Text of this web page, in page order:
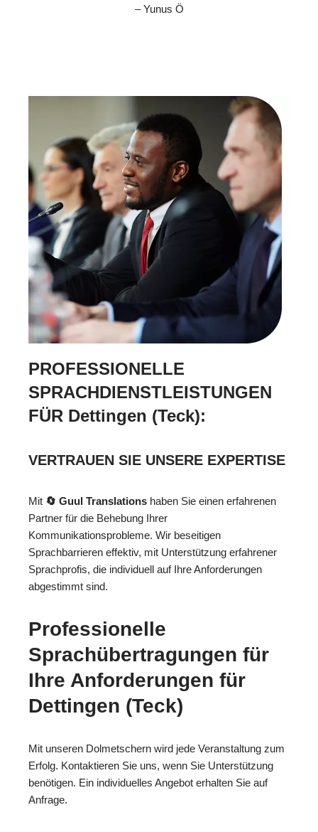
– Yunus Ö
PROFESSIONELLE
SPRACHDIENSTLEISTUNGEN
FÜR Dettingen (Teck):
VERTRAUEN SIE UNSERE EXPERTISE
Mit 🔄 Guul Translations haben Sie einen erfahrenen
Partner für die Behebung Ihrer
Kommunikationsprobleme. Wir beseitigen
Sprachbarrieren effektiv, mit Unterstützung erfahrener
Sprachprofis, die individuell auf Ihre Anforderungen
abgestimmt sind.
Professionelle
Sprachübertragungen für
Ihre Anforderungen für
Dettingen (Teck)
Mit unseren Dolmetschern wird jede Veranstaltung zum
Erfolg. Kontaktieren Sie uns, wenn Sie Unterstützung
benötigen. Ein individuelles Angebot erhalten Sie auf
Anfrage.